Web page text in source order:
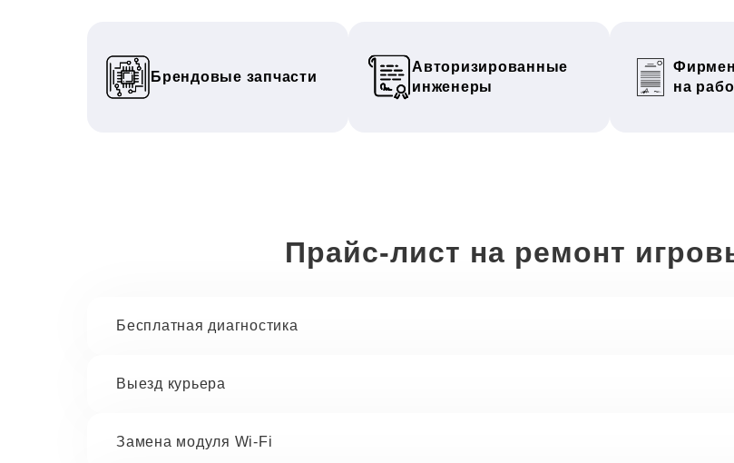
Брендовые запчасти
Авторизированные
инженеры
на
Прайс-лист на ремонт
Бесплатная диагностика
Выезд курьера
Замена модуля Wi-Fi